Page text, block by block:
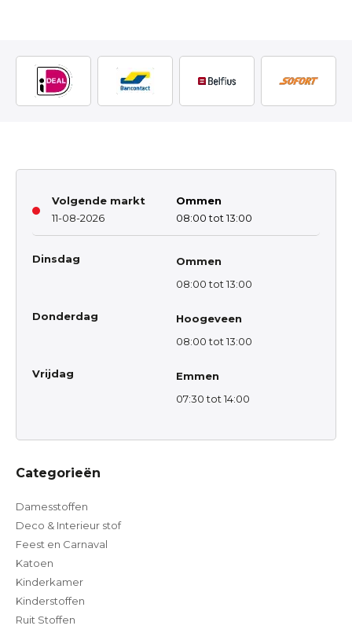
Volgende markt
11-08-2026
Ommen
08:00 tot 13:00
Dinsdag
Ommen
08:00 tot 13:00
Donderdag
Hoogeveen
08:00 tot 13:00
Vrijdag
Emmen
07:30 tot 14:00
Categorieën
Damesstoffen
Deco & Interieur stof
Feest en Carnaval
Katoen
Kinderkamer
Kinderstoffen
Ruit Stoffen